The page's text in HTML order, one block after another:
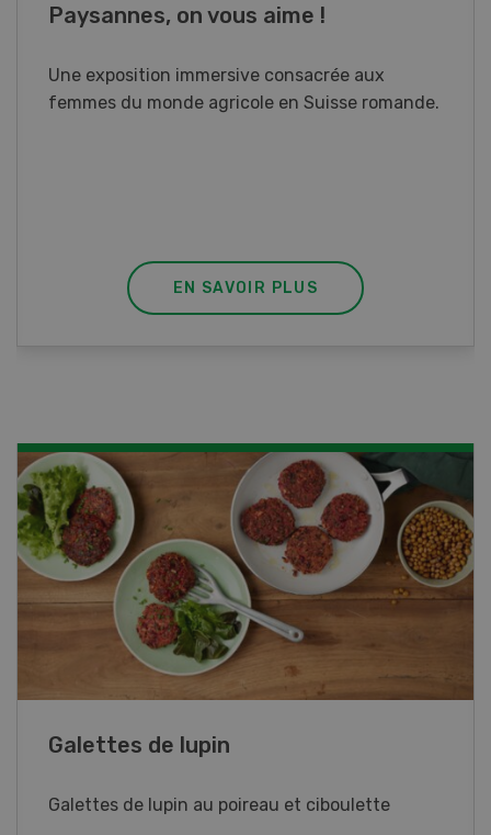
Cours spécialisé Aquaculture
Vous élevez des poissons ou songez à le faire?
Ce cours vous équipe du savoir nécessaire. Si
EN SAVOIR PLUS
Rouleaux de printemps
Rouleaux de printemps aux poulet